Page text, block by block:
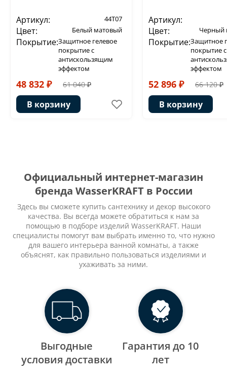
Артикул: 44T07
Цвет: Белый матовый
Покрытие:Защитное гелевое
покрытие с
антискользящим
эффектом
48 832 ₽ 61 040 ₽
В корзину
Артикул:
Цвет:
Черный
Покрытие:Защитное
покрытие с
эффектом
52 896 ₽ 66 120 ₽
В корзину
Официальный интернет-магазин
бренда WasserKRAFT в России
Здесь вы сможете купить сантехнику и декор высокого
качества. Вы всегда можете обратиться к нам за
помощью в подборе изделий WasserKRAFT. Наши
специалисты помогут вам выбрать именно то, что нужно
для вашего интерьера ванной комнаты, а также
объяснят, как правильно пользоваться изделиями и
ухаживать за ними.
Выгодные
уcловия доставки
Гарантия до 10
лет